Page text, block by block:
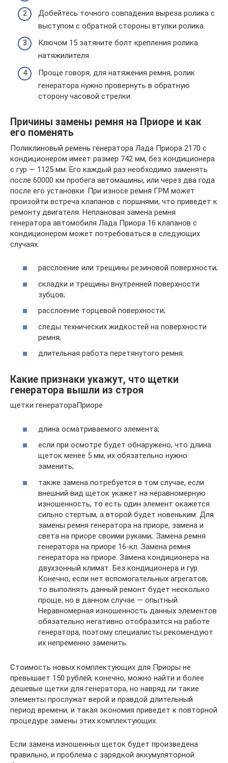
Добейтесь точного совпадения выреза ролика с
выступом с обратной стороны втулки ролика.
Ключом 15 затяните болт крепления ролика
натяжилителя.
Проще говоря, для натяжения ремня, ролик
генератора нужно провернуть в обратную
сторону часовой стрелки.
Причины замены ремня на Приоре и как
его поменять
Поликлиновый ремень генератора Лада Приора 2170 с
кондиционером имеет размер 742 мм, без кондиционера
с гур — 1125 мм. Его каждый раз необходимо заменять
после 60000 км пробега автомашины, или через два года
после его установки. При износе ремня ГРМ может
произойти встреча клапанов с поршнями, что приведет к
ремонту двигателя. Неплановая замена ремня
генератора автомобиля Лада Приора 16 клапанов с
кондиционером может потребоваться в следующих
случаях:
расслоение или трещины резиновой поверхности;
складки и трещины внутренней поверхности
зубцов;
расслоение торцевой поверхности;
следы технических жидкостей на поверхности
ремня;
длительная работа перетянутого ремня.
Какие признаки укажут, что щетки
генератора вышли из строя
щетки генератораПриоре
длина осматриваемого элемента;
если при осмотре будет обнаружено, что длина
щеток менее 5 мм, их обязательно нужно
заменить;
также замена потребуется в том случае, если
внешний вид щеток укажет на неравномерную
изношенность, то есть один элемент окажется
сильно стертым, а второй будет новеньким. Для
замены ремня генератора на приоре, замена и
света на приоре своими руками;. Замена ремня
генератора на приоре 16-кл. Замена ремня
генератора на приоре. Замена кондиционера на
двухзонный климат. Без кондиционера и гур.
Конечно, если нет вспомогательных агрегатов,
то выполнять данный ремонт будет несколько
проще, но в данном случае — опытный.
Неравномерная изношенность данных элементов
обязательно негативно отобразится на работе
генератора, поэтому специалисты рекомендуют
их непременно заменить.
Стоимость новых комплектующих для Приоры не
превышает 150 рублей, конечно, можно найти и более
дешевые щетки для генератора, но навряд ли такие
элементы прослужат верой и правдой длительный
период времени, и такая экономия приведет к повторной
процедуре замены этих комплектующих.
Если замена изношенных щеток будет произведена
правильно, и проблема с зарядкой аккумуляторной